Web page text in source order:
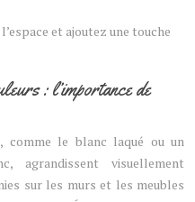
et ajoutez une touche
: l’importance de
comme le blanc laqué ou un
agrandissent visuellement
sur les murs et les meubles